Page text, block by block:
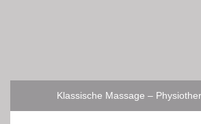
Klassische Massage –